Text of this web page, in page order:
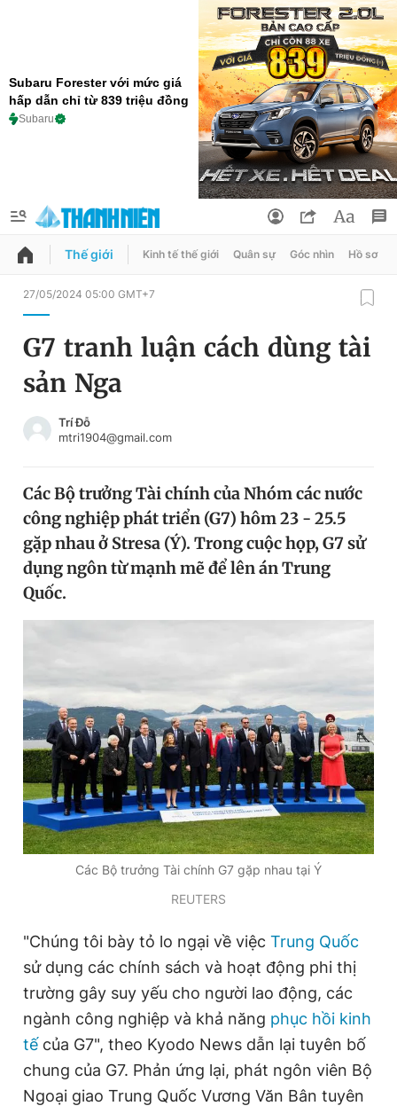
Subaru Forester với mức giá
hấp dẫn chỉ từ 839 triệu đồng
Subaru
QUẢNG CÁO
Chuyên mục
Chuyên mục khác
Tin thị trường Tin 360
Video Magazine
Thông tin tòa soạn Liên hệ quảng cáo
Đọc Thanh Niên trên điện thoại
Theo dõi báo trên
Hotline
0906 645 777
Liên hệ quảng cáo
0908 780 404
Đặt báo RSS Tòa soạn Chính sách bảo
Đổi mật khẩu
Tin đã lưu
Tin đã xem
Đăng xuất
Thế giới Kinh tế thế giới Quân sự Góc nhìn Hồ sơ
27/05/2024 05:00 GMT+7
G7 tranh luận cách dùng tài
sản Nga
Trí Đỗ
mtri1904@gmail.com
Các Bộ trưởng Tài chính của Nhóm các nước
công nghiệp phát triển (G7) hôm 23 - 25.5
gặp nhau ở Stresa (Ý). Trong cuộc họp, G7 sử
dụng ngôn từ mạnh mẽ để lên án Trung
Quốc.
Các Bộ trưởng Tài chính G7 gặp nhau tại Ý
REUTERS
"Chúng tôi bày tỏ lo ngại về việc Trung Quốc
sử dụng các chính sách và hoạt động phi thị
trường gây suy yếu cho người lao động, các
ngành công nghiệp và khả năng phục hồi kinh
tế của G7", theo Kyodo News dẫn lại tuyên bố
chung của G7. Phản ứng lại, phát ngôn viên Bộ
Ngoại giao Trung Quốc Vương Văn Bân tuyên